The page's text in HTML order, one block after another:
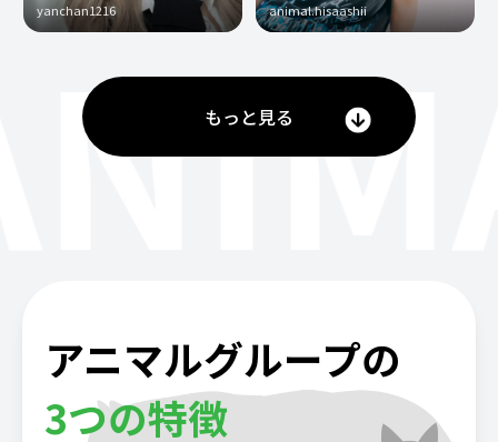
yanchan1216 animal.hisaashii
もっと見る
アニマルグループの
3つの特徴